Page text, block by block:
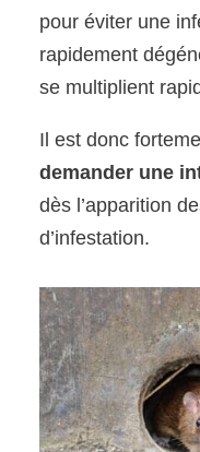
pour éviter une
rapidement
se multiplient
Il est donc
demander une
dès l’apparition
d’infestation.